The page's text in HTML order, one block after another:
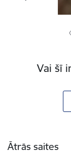
Vai šī
Ātrās saites